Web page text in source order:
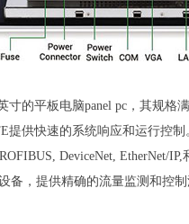
寸的平板电脑panel pc，其规
提供快速的系统响应和运行控
DeviceNet, EtherNet/
备，提供精确的流量监测和控